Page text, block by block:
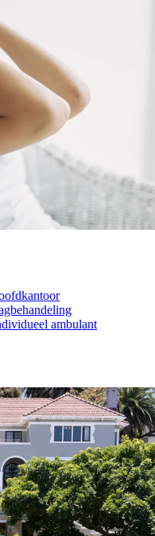
ambulant